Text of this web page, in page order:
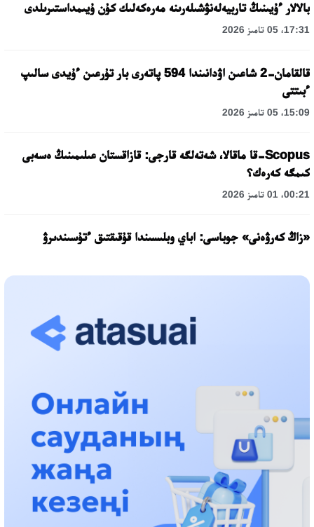
بالالار ءۇيىنىڭ تاربيەلەنۋشىلەرىنە مەرەكەلىك كۇن ۇيىمداستىرىلدى
17:31، 05 تامىز 2026
قالقامان-2 شاعىن اۋدانىندا 594 پاتەرى بار تۇرعىن ءۇيدى سالىپ
ءبىتتى
15:09، 05 تامىز 2026
Scopus-قا ماقالا، شەتەلگە قارجى: قازاقستان عىلىمىنىڭ ەسەبى
كىمگە كەرەك؟
00:21، 01 تامىز 2026
«زاڭ كەرۋەنى» جوباسى: اباي وبلىسىندا قۇقىقتىق ءتۇسىندىرۋ
17:31، 31 شىلدە 2026
حالىقارالىق «فورمۋلا-1 H2O» جارىسىن قونايەۆ قالاسىندا وتكىزۋ
اسحات اسىلبەكوۆ: كۇشتى بيلىككە كۇشتى تۇلعالار كەرەك!
12:01، 28 شىلدە 2026
ابزال دوستيار: دۋمان مۇحامەتكارىمدى الماتى تۇرمەسىنە اۋىستىرۋى